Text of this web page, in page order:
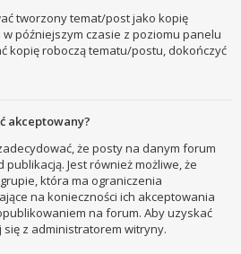
tworzony temat/post jako kopię
późniejszym czasie z poziomu panelu
kopię roboczą tematu/postu, dokończyć
akceptowany?
że posty na danym forum
Jest również możliwe, że
która ma ograniczenia
na konieczności ich akceptowania
na forum. Aby uzyskać
z administratorem witryny.